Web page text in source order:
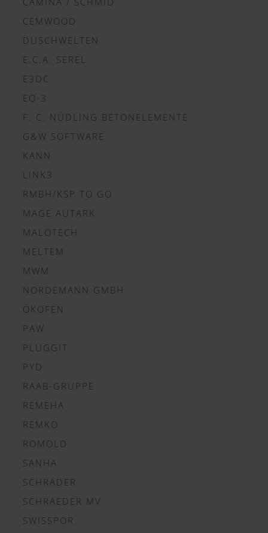
CEMWOOD
DUSCHWELTEN
E.C.A. SEREL
E3DC
EQ-3
F. C. NÜDLING BETONELEMENTE
G&W SOFTWARE
KANN
LINK3
RMBH/KSP TO GO
MAGE AUTARK
MALOTECH
MELTEM
MWM
NORDEMANN GMBH
ÖKOFEN
PAW
PLUGGIT
PYD
RAAB-GRUPPE
REMEHA
REMKO
ROMOLD
SANHA
SCHRÄDER
SCHRAEDER MV
SWISSPOR